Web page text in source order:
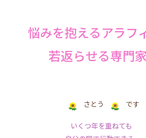
悩みを抱えるアラフ
若返らせる専門家
さとう です
いくつ年を重ねても